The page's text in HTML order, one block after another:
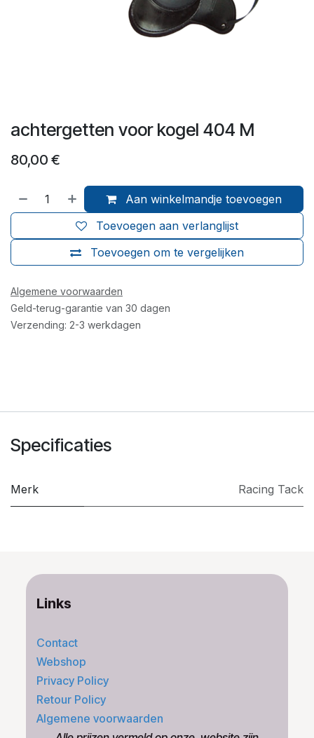
achtergetten voor kogel 404 M
80,00 €
Aan winkelmandje toevoegen
Toevoegen om te vergelijken
Toevoegen aan verlanglijst
Algemene voorwaarden
Geld-terug-garantie van 30 dagen
Verzending: 2-3 werkdagen
Specificaties
Merk ​Racing Tack
Links
Contact
Webshop
Privacy Policy
Retour Policy
Algemene voorwaarden